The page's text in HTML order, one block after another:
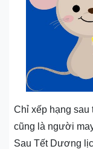
Chỉ xếp hạng
cũng là người
Sau Tết Dương